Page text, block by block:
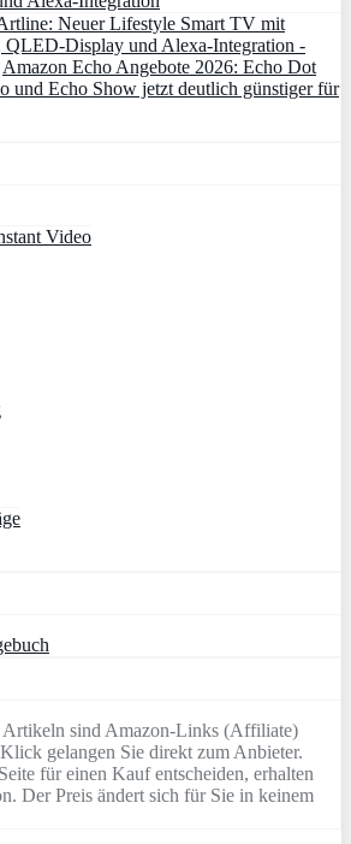
Neuer Lifestyle Smart TV mit
QLED‑Display und Alexa‑Integration -
Amazon Echo Angebote 2026: Echo Dot
und Echo Show jetzt deutlich günstiger für
Video
sind Amazon-Links (Affiliate)
gelangen Sie direkt zum Anbieter.
für einen Kauf entscheiden, erhalten
Der Preis ändert sich für Sie in keinem